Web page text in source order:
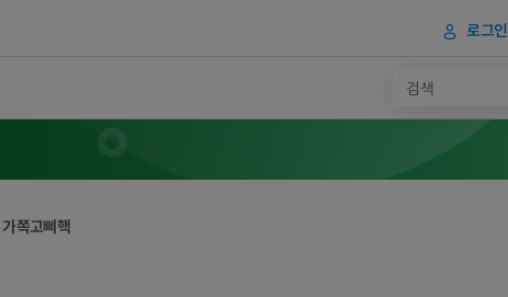
로그인
가쪽고삐핵